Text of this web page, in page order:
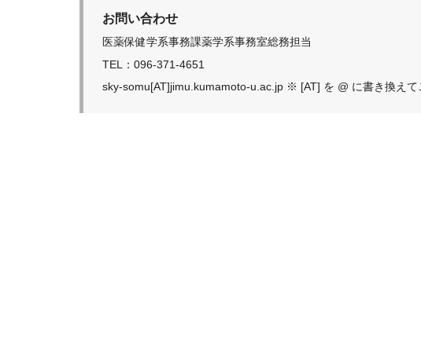
お問い合わせ
医薬保健学系事務課薬学系事務室総務担当
TEL：096-371-4651
sky-somu[AT]jimu.kumamoto-u.ac.jp ※ [AT] を @ に書き換えて